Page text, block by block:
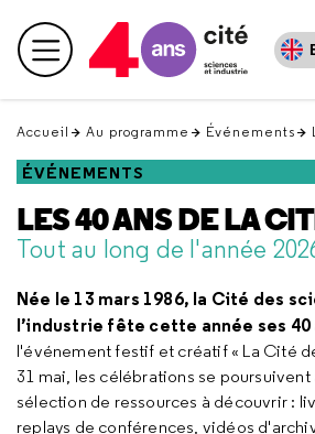
en
haut Menu principal
Accueil Au programme Événements
ÉVÉNEMENTS
LES 40 ANS DE LA
Tout au long de l'année
Née le 13 mars 1986, la Cité des
l’industrie fête cette année ses 40
l'événement festif et créatif « La Cité
31 mai, les célébrations se poursuivent
sélection de ressources à découvrir :
replays de conférences, vidéos